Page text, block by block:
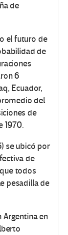
de
el futuro de
de
6
Ecuador,
del
de
1970.
se ubicó por
de
todos
pesadilla de
Argentina en